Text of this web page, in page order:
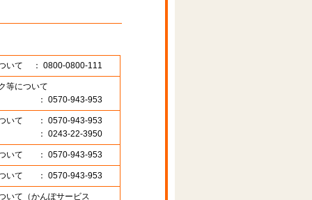
いて ： 0800-0800-111
等について
： 0570-943-953
いて
： 0570-943-953
： 0243-22-3950
いて ： 0570-943-953
いて ： 0570-943-953
いて（かんぽサービス